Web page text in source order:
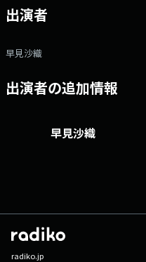
出演者
早見沙織
出演者の追加情報
早見沙織
radiko.jp